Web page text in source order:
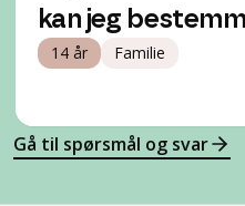
kan jeg
14 år Familie
Gå til spørsmål og svar